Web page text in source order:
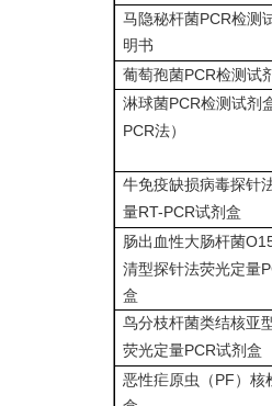
马隐秘杆菌PCR检测
明书
葡萄孢菌PCR检测试
淋球菌PCR检测试剂
PCR法）
牛免疫缺损病毒探针
量RT-PCR试剂盒
肠出血性大肠杆菌
清型探针法荧光定量
盒
鸟分枝杆菌类结核亚
荧光定量PCR试剂盒
恶性疟原虫（ PF ）核